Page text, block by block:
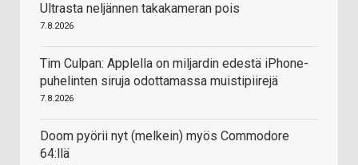
Ultrasta neljännen takakameran pois
7.8.2026
Tim Culpan: Applella on miljardin edestä iPhone-
puhelinten siruja odottamassa muistipiirejä
7.8.2026
Doom pyörii nyt (melkein) myös Commodore
64:llä